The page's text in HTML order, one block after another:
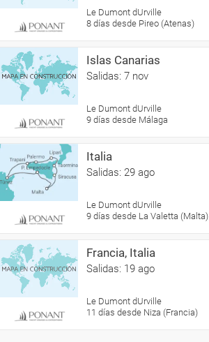
Le Dumont dUrville
8 días desde Pireo (Atenas)
Islas Canarias
Salidas: 7 nov
Le Dumont dUrville
9 días desde Málaga
Italia
Salidas: 29 ago
Le Dumont dUrville
9 días desde La Valetta (Malta)
Francia, Italia
Salidas: 19 ago
Le Dumont dUrville
11 días desde Niza (Francia)